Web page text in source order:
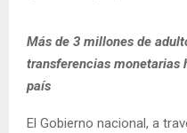
Más de 3 millones de
transferencias monetarias
país
El Gobierno nacional, a